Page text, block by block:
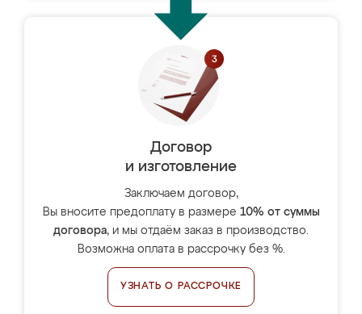
Договор
и изготовление
Заключаем договор,
Вы вносите предоплату в размере 10% от суммы
договора, и мы отдаём заказ в производство.
Возможна оплата в рассрочку без %.
УЗНАТЬ О РАССРОЧКЕ